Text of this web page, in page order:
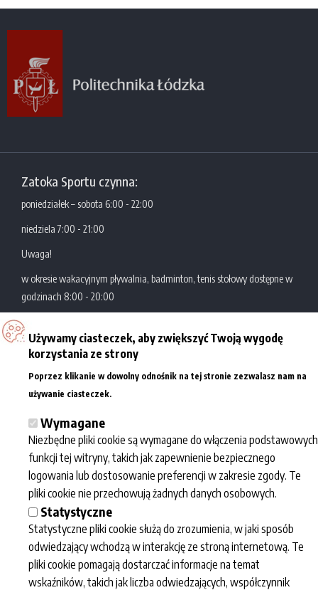
Zatoka Sportu czynna:
poniedziałek – sobota 6:00 - 22:00
niedziela 7:00 - 21:00
Uwaga!
w okresie wakacyjnym pływalnia, badminton, tenis stołowy dostępne w
godzinach 8:00 - 20:00
Zatoka Sportu
Akademickie Centrum
Sportowo-Dydaktyczne
Politechniki Łódzkiej
Al. Politechniki 10
tel.: +48 42 631 29 77/78
Współpraca
Dla mediów
Eventy
Dla szkół
Informacje
Regulaminy
Przetwarzanie
danych osobowych
prywatności
Deklaracja
dostępności
Zatoka sportu
O nas
Kalendarz
wydarzeń
Kariera
Używamy ciasteczek, aby zwiększyć Twoją wygodę
korzystania ze strony
Poprzez klikanie w dowolny odnośnik na tej stronie zezwalasz nam na
używanie ciasteczek.
Wymagane
Niezbędne pliki cookie są wymagane do włączenia podstawowych
funkcji tej witryny, takich jak zapewnienie bezpiecznego
logowania lub dostosowanie preferencji w zakresie zgody. Te
pliki cookie nie przechowują żadnych danych osobowych.
Statystyczne
Statystyczne pliki cookie służą do zrozumienia, w jaki sposób
odwiedzający wchodzą w interakcję ze stroną internetową. Te
pliki cookie pomagają dostarczać informacje na temat
wskaźników, takich jak liczba odwiedzających, współczynnik